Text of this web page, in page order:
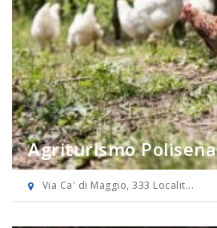
Agriturismo Polisena
Via Ca' di Maggio, 333 Localit...